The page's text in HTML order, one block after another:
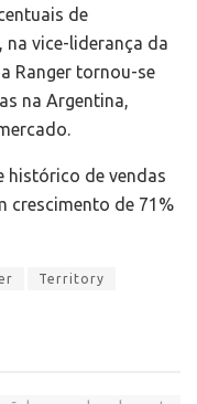
de
na vice-liderança da
Ranger tornou-se
na Argentina,
histórico de vendas
crescimento de 71%
Territory